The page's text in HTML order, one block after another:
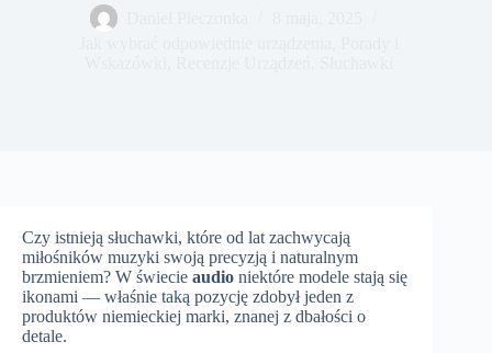
Czy istnieją słuchawki, które od lat zachwycają
miłośników muzyki swoją precyzją i naturalnym
brzmieniem? W świecie audio niektóre modele stają się
ikonami — właśnie taką pozycję zdobył jeden z
produktów niemieckiej marki, znanej z dbałości o
detale.